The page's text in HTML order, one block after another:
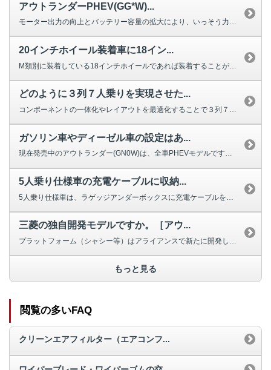
アウトランダーPHEV(GG*W)...
モーター出力の向上とバッテリー容量の拡大により、いっそう力強い走りと航続距...
20インチホイール装着車に18イン...
どのように３列７人乗りを実現させた...
コンポーネントの一体化やレイアウトを最適化することで３列７人乗りを実現しま...
ガソリン車やディーゼル車の設定はあ...
現在発売中のアウトランダー(GN0W)は、全車PHEVモデルです。 ガソ...
5人乗り仕様車の充電ケーブルに収納...
三菱の独自開発モデルですか。［アウ...
プラットフォーム（シャシー等）はアライアンスで新たに開発したものを使用して...
もっと見る
閲覧の多いFAQ
クリーンエアフィルター（エアコンフ...